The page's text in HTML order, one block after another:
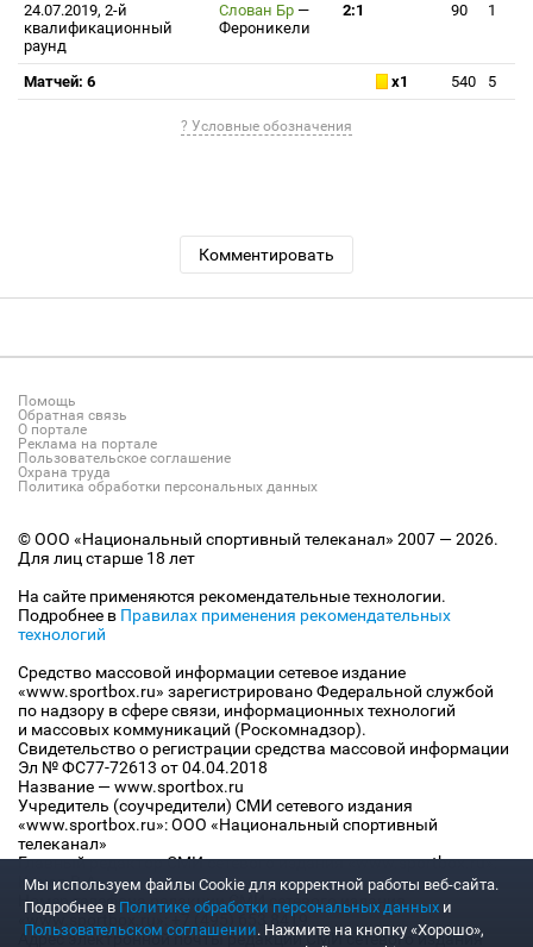
24.07.2019, 2-й
квалификационный
раунд
Слован Бр —
Фероникели
2:1 90 1
Матчей: 6 x1 540 5
? Условные обозначения
Комментировать
Помощь
Обратная связь
О портале
Реклама на портале
Пользовательское соглашение
Охрана труда
Политика обработки персональных данных
© ООО «Национальный спортивный телеканал» 2007 — 2026.
Для лиц старше 18 лет
На сайте применяются рекомендательные технологии.
Подробнее в Правилах применения рекомендательных
технологий
Средство массовой информации сетевое издание
«www.sportbox.ru» зарегистрировано Федеральной службой
по надзору в сфере связи, информационных технологий
и массовых коммуникаций (Роскомнадзор).
Свидетельство о регистрации средства массовой информации
Эл № ФС77-72613 от 04.04.2018
Название — www.sportbox.ru
Учредитель (соучредители) СМИ сетевого издания
«www.sportbox.ru»: ООО «Национальный спортивный
телеканал»
Главный редактор СМИ сетевого издания «www.sportbox.ru»:
Конов В.А.
Номер телефона редакции СМИ сетевого издания
«www.sportbox.ru»: +7 (495) 653 8419
Адрес электронной почты редакции СМИ сетевого издания
Мы используем файлы Сookie для корректной работы веб-сайта.
Подробнее в Политике обработки персональных данных и
Пользовательском соглашении. Нажмите на кнопку «Хорошо»,